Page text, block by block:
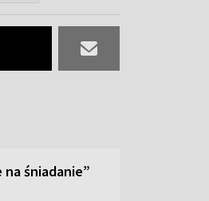
śniadanie”